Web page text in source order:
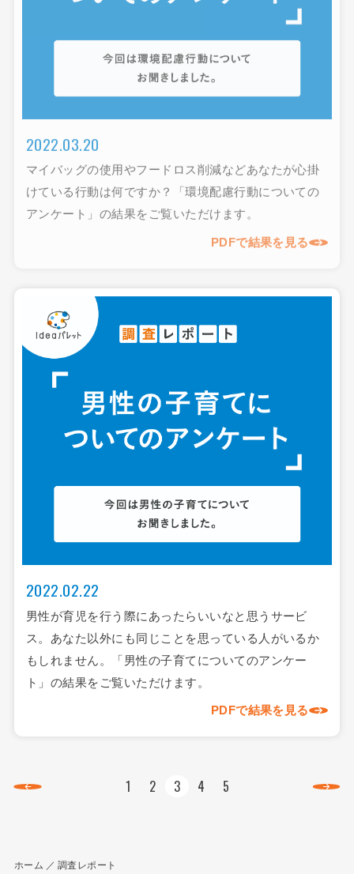
2022.03.20
マイバッグの使用やフードロス削減などあなたが心掛
けている行動は何ですか？「環境配慮行動についての
アンケート」の結果をご覧いただけます。
PDFで結果を見る
2022.02.22
男性が育児を行う際にあったらいいなと思うサービ
ス。あなた以外にも同じことを思っている人がいるか
もしれません。「男性の子育てについてのアンケー
ト」の結果をご覧いただけます。
PDFで結果を見る
1 2 3 4 5
ホーム 調査レポート